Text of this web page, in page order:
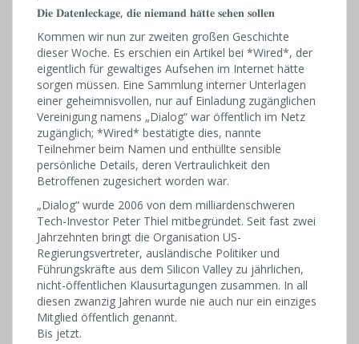
𝐃𝐢𝐞 𝐃𝐚𝐭𝐞𝐧𝐥𝐞𝐜𝐤𝐚𝐠𝐞, 𝐝𝐢𝐞 𝐧𝐢𝐞𝐦𝐚𝐧𝐝 𝐡𝐚̈𝐭𝐭𝐞 𝐬𝐞𝐡𝐞𝐧 𝐬𝐨𝐥𝐥𝐞𝐧
Kommen wir nun zur zweiten großen Geschichte
dieser Woche. Es erschien ein Artikel bei *Wired*, der
eigentlich für gewaltiges Aufsehen im Internet hätte
sorgen müssen. Eine Sammlung interner Unterlagen
einer geheimnisvollen, nur auf Einladung zugänglichen
Vereinigung namens „Dialog“ war öffentlich im Netz
zugänglich; *Wired* bestätigte dies, nannte
Teilnehmer beim Namen und enthüllte sensible
persönliche Details, deren Vertraulichkeit den
Betroffenen zugesichert worden war.
„Dialog“ wurde 2006 von dem milliardenschweren
Tech-Investor Peter Thiel mitbegründet. Seit fast zwei
Jahrzehnten bringt die Organisation US-
Regierungsvertreter, ausländische Politiker und
Führungskräfte aus dem Silicon Valley zu jährlichen,
nicht-öffentlichen Klausurtagungen zusammen. In all
diesen zwanzig Jahren wurde nie auch nur ein einziges
Mitglied öffentlich genannt.
Bis jetzt.